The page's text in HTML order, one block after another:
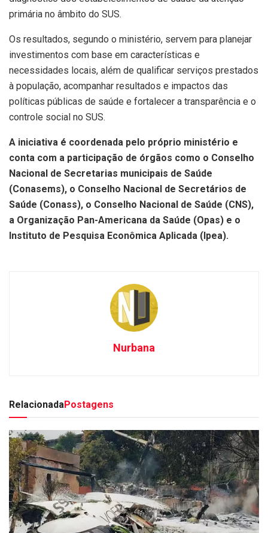
primária no âmbito do SUS.
Os resultados, segundo o ministério, servem para planejar
investimentos com base em características e
necessidades locais, além de qualificar serviços prestados
à população, acompanhar resultados e impactos das
políticas públicas de saúde e fortalecer a transparência e o
controle social no SUS.
A iniciativa é coordenada pelo próprio ministério e
conta com a participação de órgãos como o Conselho
Nacional de Secretarias municipais de Saúde
(Conasems), o Conselho Nacional de Secretários de
Saúde (Conass), o Conselho Nacional de Saúde (CNS),
a Organização Pan-Americana da Saúde (Opas) e o
Instituto de Pesquisa Econômica Aplicada (Ipea).
Nurbana
RelacionadaPostagens